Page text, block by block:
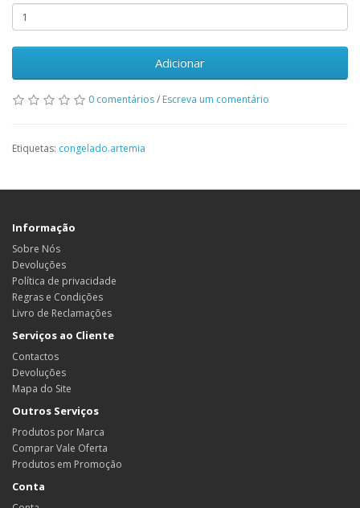
Adicionar
0 comentários/ Escreva um comentário
Etiquetas: congelado.artemia
Informação
Sobre Nós
Devoluções
Política de privacidade
Regras e Condições
Livro de Reclamações
Serviços ao Cliente
Contactos
Devoluções
Mapa do Site
Outros Serviços
Produtos por Marca
Comprar Vale Oferta
Produtos em Promoção
Conta